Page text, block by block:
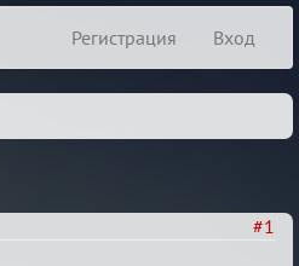
Регистрация Вход
#1